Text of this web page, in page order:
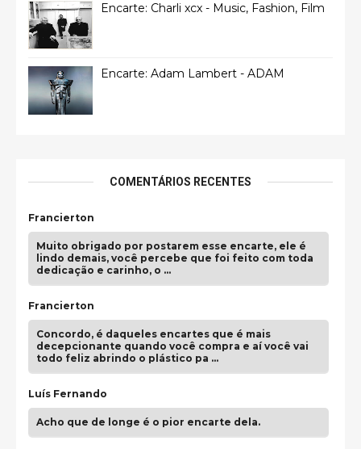
Encarte: Charli xcx - Music, Fashion, Film
Encarte: Adam Lambert - ADAM
COMENTÁRIOS RECENTES
Francierton
Muito obrigado por postarem esse encarte, ele é
lindo demais, você percebe que foi feito com toda
dedicação e carinho, o …
Francierton
Concordo, é daqueles encartes que é mais
decepcionante quando você compra e aí você vai
todo feliz abrindo o plástico pa …
Luís Fernando
Acho que de longe é o pior encarte dela.